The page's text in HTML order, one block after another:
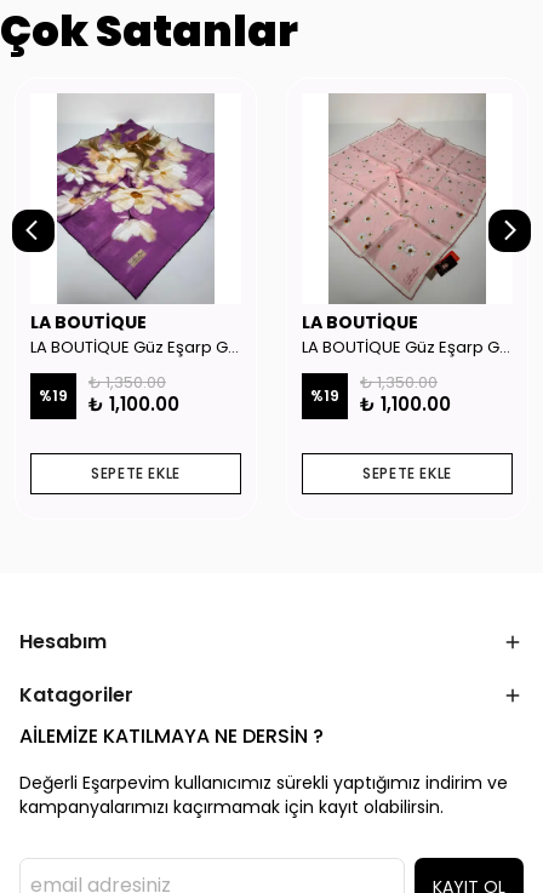
Çok Satanlar
LA BOUTİQUE
LA BOUTİQUE Güz Eşarp GYSE262908
%19
₺ 1,350.00
₺ 1,100.00
SEPETE EKLE
LA BOUTİQUE
LA BOUTİQUE Güz Eşarp GYSE130804
%19
₺ 1,350.00
₺ 1,100.00
SEPETE EKLE
Hesabım
Katagoriler
AİLEMİZE KATILMAYA NE DERSİN ?
Değerli Eşarpevim kullanıcımız sürekli yaptığımız indirim ve
kampanyalarımızı kaçırmamak için kayıt olabilirsin.
KAYIT OL